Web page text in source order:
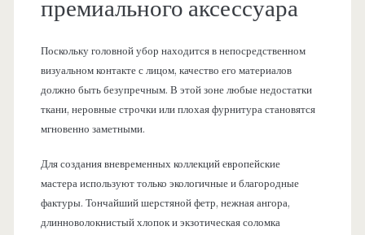
премиального аксессуара
Поскольку головной убор находится в непосредственном
визуальном контакте с лицом, качество его материалов
должно быть безупречным. В этой зоне любые недостатки
ткани, неровные строчки или плохая фурнитура становятся
мгновенно заметными.
Для создания вневременных коллекций европейские
мастера используют только экологичные и благородные
фактуры. Тончайший шерстяной фетр, нежная ангора,
длинноволокнистый хлопок и экзотическая соломка